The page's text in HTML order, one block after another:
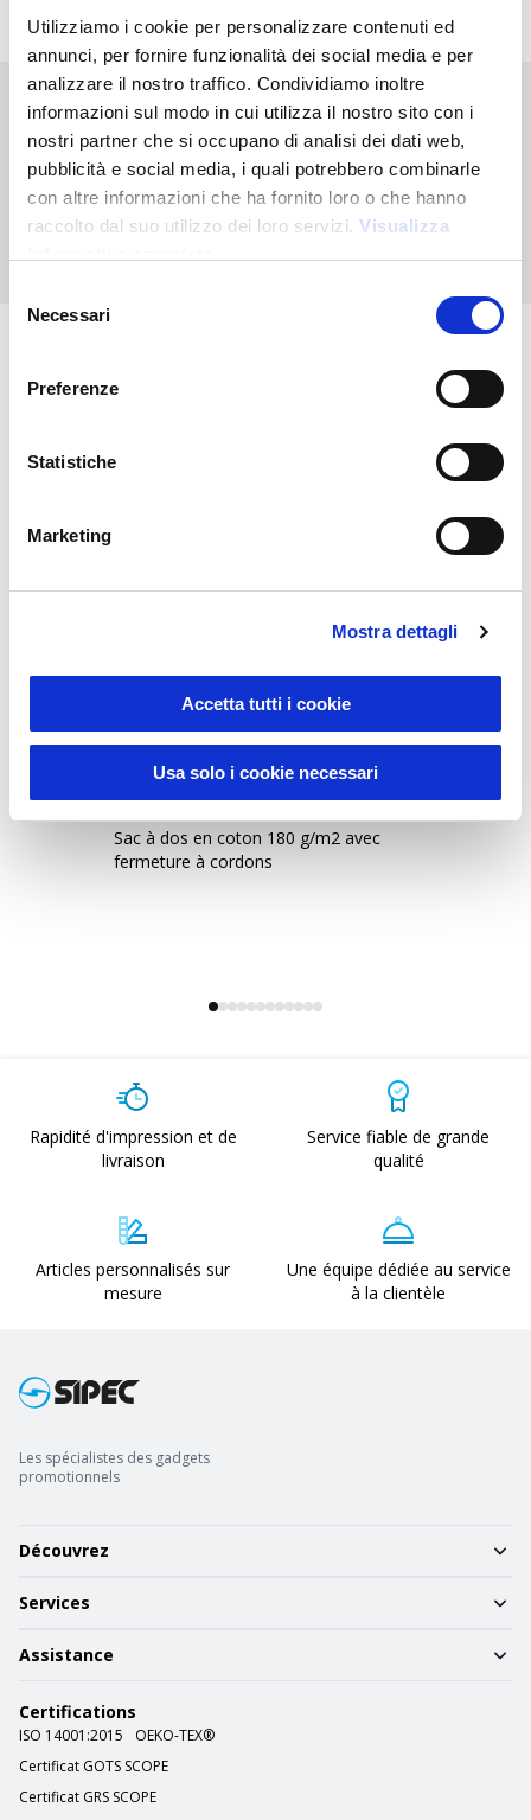
Utilizziamo i cookie per personalizzare contenuti ed
annunci, per fornire funzionalità dei social media e per
analizzare il nostro traffico. Condividiamo inoltre
informazioni sul modo in cui utilizza il nostro sito con i
nostri partner che si occupano di analisi dei dati web,
pubblicità e social media, i quali potrebbero combinarle
con altre informazioni che ha fornito loro o che hanno
raccolto dal suo utilizzo dei loro servizi. Visualizza
delNecessari
Preferenze
Statistiche
Marketing
Mostra dettagli
Accetta tutti i cookie
Usa solo i cookie necessari
Vous n'avez pas trouvé ce que vous cherchiez ?
Contactez-nous pour obtenir de l'aide ou demandez votre
commande personnalisée
Nous contacter
Vous pourriez également être
Sustainable Living
Sac à dos en coton 180 g/m2 avec
fermeture à cordons
Rapidité d'impression et de
livraison
Service fiable de grande
qualité
Articles personnalisés sur
mesure
Une équipe dédiée au service
à la clientèle
Les spécialistes des gadgets
promotionnels
Découvrez
Services
Assistance
Certifications
ISO 14001:2015
OEKO-TEX®
Certificat GOTS SCOPE
Certificat GRS SCOPE